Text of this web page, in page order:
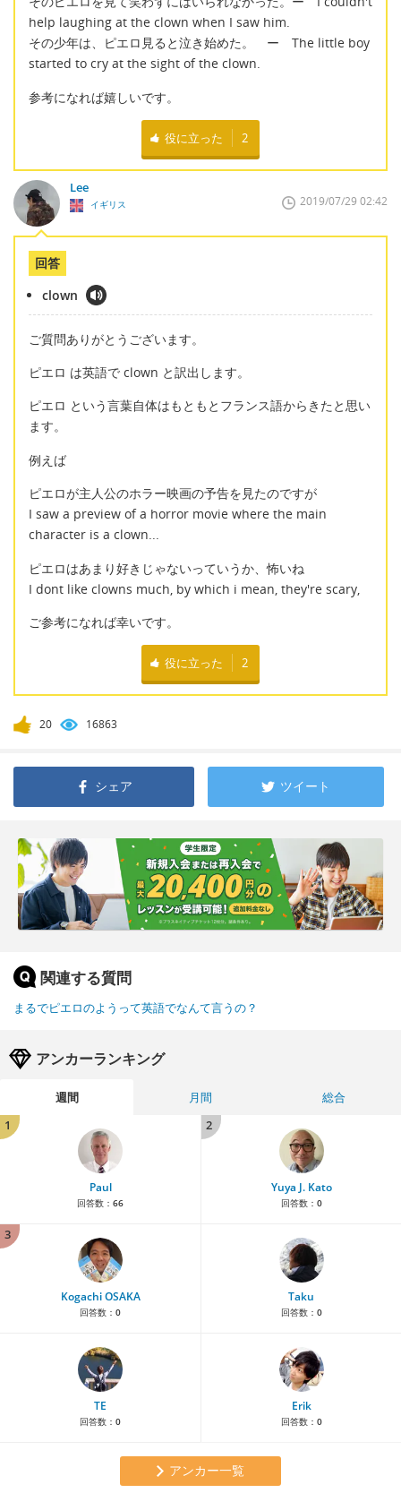
help laughing at the clown when I saw him.
その少年は、ピエロ見ると泣き始めた。 ー The little boy
started to cry at the sight of the clown.
参考になれば嬉しいです。
役に立った 2
Lee
イギリス 2019/07/29 02:42
回答
clown
ご質問ありがとうございます。
ピエロ は英語で clown と訳出します。
ピエロ という言葉自体はもともとフランス語からきたと思い
ます。
例えば
ピエロが主人公のホラー映画の予告を見たのですが
I saw a preview of a horror movie where the main
character is a clown...
ピエロはあまり好きじゃないっていうか、怖いね
I dont like clowns much, by which i mean, they're scary,
ご参考になれば幸いです。
役に立った 2
20 16863
シェア ツイート
関連する質問
まるでピエロのようって英語でなんて言うの？
アンカーランキング
週間 月間
総合
1
Paul
回答数： 66
2
Yuya J. Kato
回答数： 0
3
Kogachi OSAKA
回答数： 0
Taku
回答数： 0
TE
回答数： 0
Erik
回答数： 0
アンカー一覧